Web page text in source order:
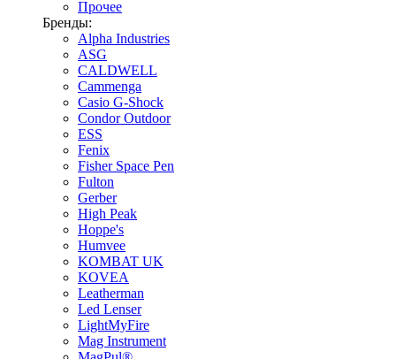
Прочее
Бренды:
Alpha Industries
ASG
CALDWELL
Cammenga
Casio G-Shock
Condor Outdoor
ESS
Fenix
Fisher Space Pen
Fulton
Gerber
High Peak
Hoppe's
Humvee
KOMBAT UK
KOVEA
Leatherman
Led Lenser
LightMyFire
Mag Instrument